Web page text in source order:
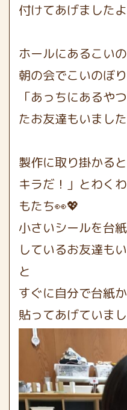
付けてあげました
ホールにあるこい
朝の会でこいのぼ
「あっちにあるや
たお友達もいまし
製作に取り掛かる
キラだ！」とわく
もたち👀💖
小さいシールを台
しているお友達も
と
すぐに自分で台紙
貼ってあげていまし